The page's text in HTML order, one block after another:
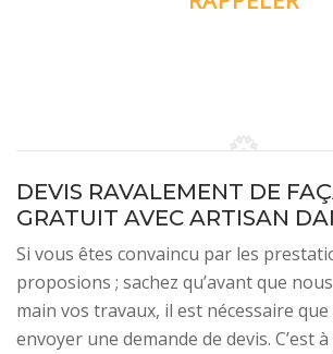
DEVIS RAVALEMENT DE
GRATUIT AVEC ARTISAN
Si vous êtes convaincu par les
proposions ; sachez qu’avant que
main vos travaux, il est nécessaire
envoyer une demande de devis. C’est